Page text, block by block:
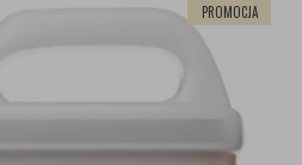
PROMOCJA